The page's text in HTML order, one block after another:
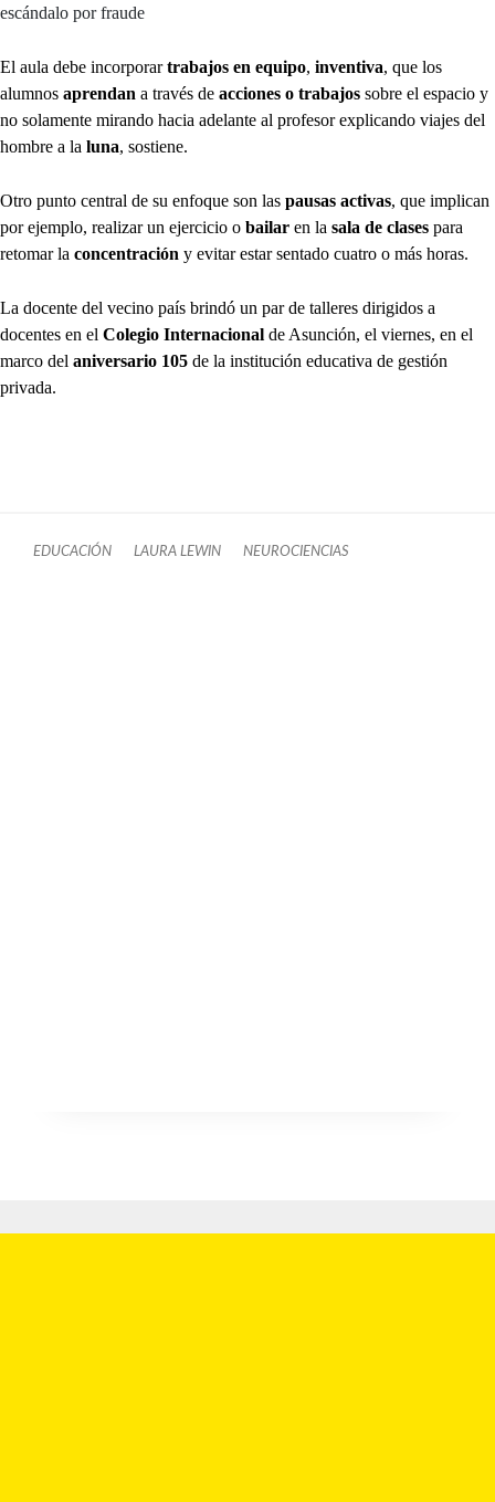
escándalo por fraude
El aula debe incorporartrabajos en equipo, inventiva, que los
alumnos aprendan a través de acciones o trabajos sobre el espacio y
no solamente mirando hacia adelante al profesor explicando viajes del
hombre a la luna, sostiene.
Otro punto central de su enfoque son las pausas activas, que implican
por ejemplo, realizar un ejercicio o bailar en la sala de clases para
retomar la concentración y evitar estar sentado cuatro o más horas.
La docente del vecino país brindó un par de talleres dirigidos a
docentes en el Colegio Internacional de Asunción, el viernes, en el
marco del aniversario 105 de la institución educativa de gestión
privada.
EDUCACIÓN LAURA LEWIN NEUROCIENCIAS